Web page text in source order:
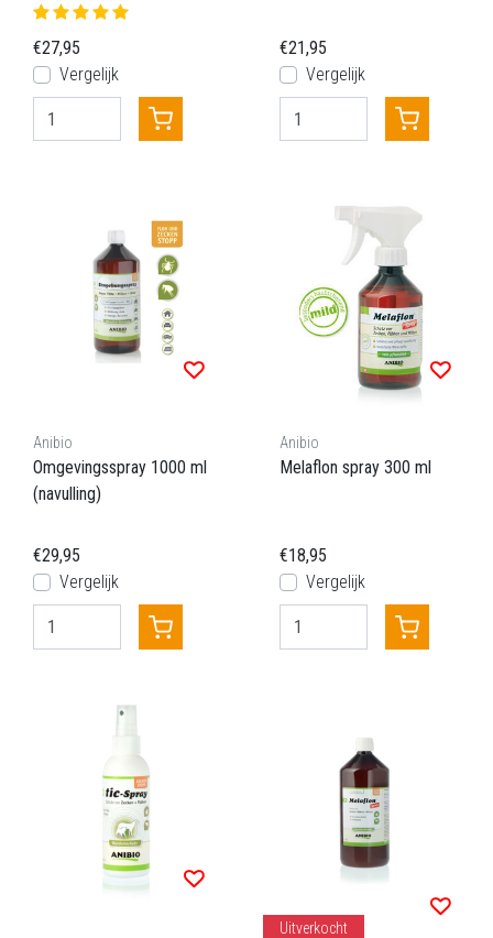
r.
€27,95
Vergelijk
€21,95
Vergelijk
Anibio
Omgevingsspray 1000 ml
(navulling)
€29,95
Vergelijk
Anibio
Melaflon spray 300 ml
€18,95
Vergelijk
Uitverkocht